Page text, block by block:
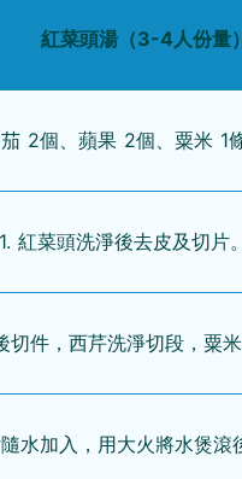
紅菜頭湯（3-4人份量
2個、蘋果 2個、粟米 1
1. 紅菜頭洗淨後去皮及切片
切件，西芹洗淨切段，粟
水加入，用大火將水煲滾